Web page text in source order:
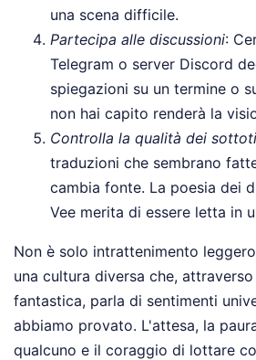
una scena difficile.
Partecipa alle discussioni:
Telegram o server Discord
spiegazioni su un termine o
non hai capito renderà la
Controlla la qualità dei
traduzioni che sembrano
cambia fonte. La poesia dei
Vee merita di essere letta in
Non è solo intrattenimento
una cultura diversa che,
fantastica, parla di sentimenti
abbiamo provato. L'attesa, la
qualcuno e il coraggio di lottare